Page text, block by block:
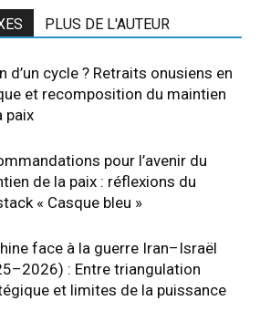
PLUS DE L'AUTEUR
d’un cycle ? Retraits onusiens en
et recomposition du maintien
paix
pour l’avenir du
de la paix : réflexions du
« Casque bleu »
face à la guerre Iran–Israël
: Entre triangulation
et limites de la puissance